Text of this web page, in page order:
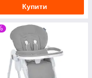
Купити